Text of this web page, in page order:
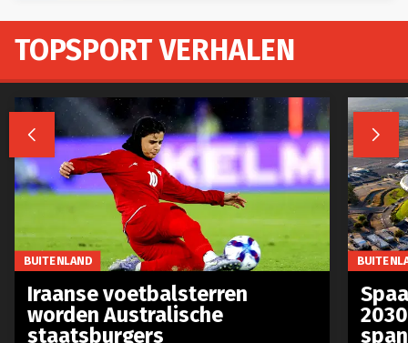
TOPSPORT VERHALEN
 
BUITENLAND
Iraanse voetbalsterren
worden Australische
staatsburgers